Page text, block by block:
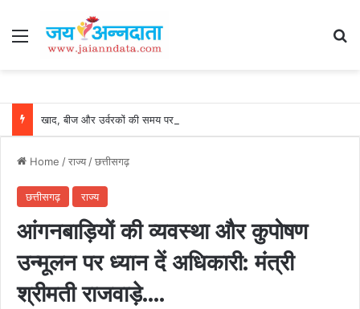
Menu
Home /राज्य/छत्तीसगढ़
छत्तीसगढ़ राज्य
आंगनबाड़ियों की व्यवस्था और कुपोषण
उन्मूलन पर ध्यान दें अधिकारी: मंत्री
श्रीमती राजवाड़े….